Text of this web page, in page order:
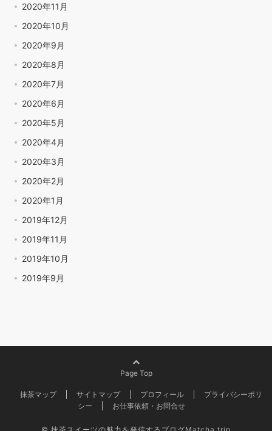
2020年11月
2020年10月
2020年9月
2020年8月
2020年7月
2020年6月
2020年5月
2020年4月
2020年3月
2020年2月
2020年1月
2019年12月
2019年11月
2019年10月
2019年9月
Page Top
抹茶マップ サイトマップ プロフィール
プライバシーポリ
シー
お仕事依頼・お問合せ